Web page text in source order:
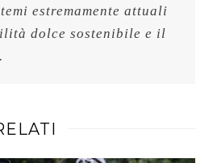
estremamente attuali
dolce sostenibile e il